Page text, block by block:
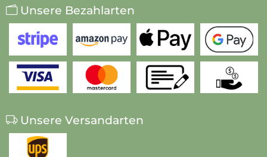
Unsere Bezahlarten
Unsere Versandarten